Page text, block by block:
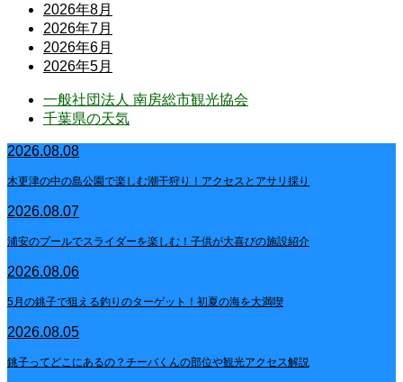
2026年8月
2026年7月
2026年6月
2026年5月
一般社団法人 南房総市観光協会
千葉県の天気
2026.08.08
木更津の中の島公園で楽しむ潮干狩り！アクセスとアサリ採り
2026.08.07
浦安のプールでスライダーを楽しむ！子供が大喜びの施設紹介
2026.08.06
5月の銚子で狙える釣りのターゲット！初夏の海を大満喫
2026.08.05
銚子ってどこにあるの？チーバくんの部位や観光アクセス解説